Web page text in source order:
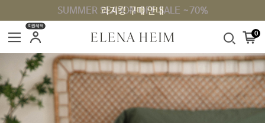
SUMMER SEASON OFF SALE ~70%
라지킹 구매 안내
회원혜택
0